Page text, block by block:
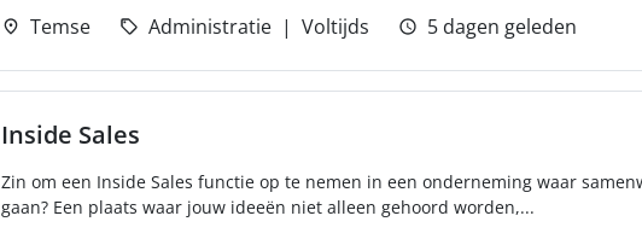
Temse Administratie Voltijds 5 dagen geleden
Inside Sales
Zin om een Inside Sales functie op te nemen in een onderneming waar
gaan? Een plaats waar jouw ideeën niet alleen gehoord worden,...